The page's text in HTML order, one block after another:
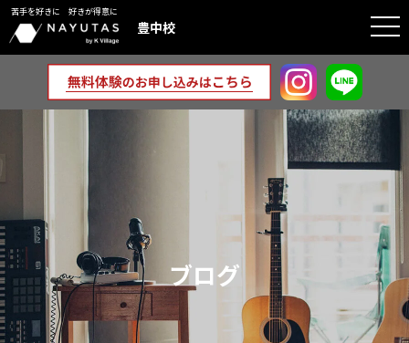
苦手を好きに 好きが得意に
豊中校
ブログ